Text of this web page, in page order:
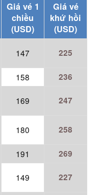
Giá vé 1
chiều
(USD)
Giá vé
khứ hồi
(USD)
147 225
158
236
169 247
180 258
191
269
149 227